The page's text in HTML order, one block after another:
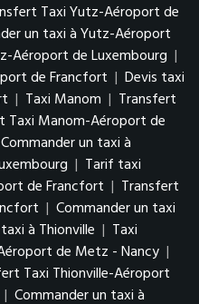
Taxi Yutz-Aéroport de
un taxi à Yutz-Aéroport
Aéroport de Luxembourg |
de Francfort | Devis taxi
| Taxi Manom | Transfert
Taxi Manom-Aéroport de
Commander un taxi à
| Tarif taxi
de Francfort | Transfert
| Commander un taxi
à Thionville | Taxi
de Metz - Nancy |
Taxi Thionville-Aéroport
| Commander un taxi à